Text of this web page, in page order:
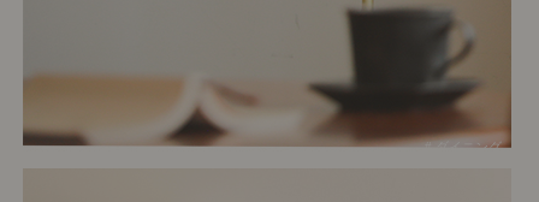
# ダイニング